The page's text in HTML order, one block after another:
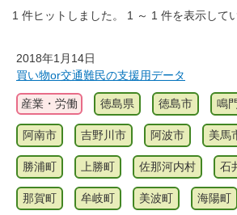
1 件ヒットしました。 1 ～ 1 件を表示して
2018年1月14日
買い物or交通難民の支援用データ
産業・労働 徳島県 徳島市 鳴
阿南市 吉野川市 阿波市 美馬
勝浦町 上勝町 佐那河内村 石
那賀町 牟岐町 美波町 海陽町